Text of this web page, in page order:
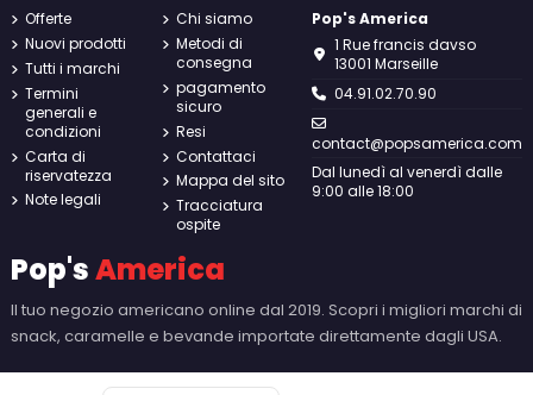
Offerte
Nuovi prodotti
Tutti i marchi
Termini
generali e
condizioni
Carta di
riservatezza
Note legali
Chi siamo
Metodi di
consegna
pagamento
sicuro
Resi
Contattaci
Mappa del sito
Tracciatura
ospite
Pop's America
1 Rue francis davso
13001 Marseille
04.91.02.70.90
contact@popsamerica.com
Dal lunedì al venerdì dalle
9:00 alle 18:00
Pop'sAmerica
Il tuo negozio americano online dal 2019. Scopri i migliori marchi di
snack, caramelle e bevande importate direttamente dagli USA.